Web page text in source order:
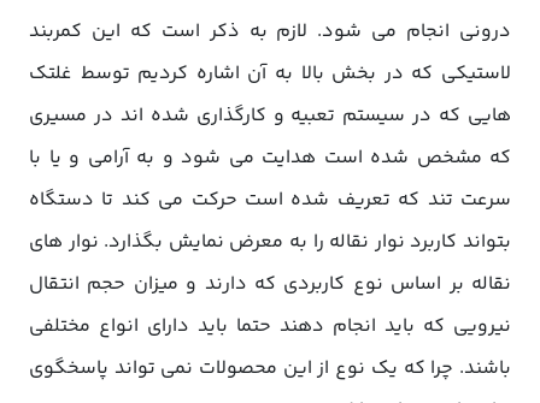
درونی انجام می شود. لازم به ذکر است که این کمربند
لاستیکی که در بخش بالا به آن اشاره کردیم توسط غلتک
هایی که در سیستم تعبیه و کارگذاری شده اند در مسیری
که مشخص شده است هدایت می شود و به آرامی و یا با
سرعت تند که تعریف شده است حرکت می کند تا دستگاه
بتواند کاربرد نوار نقاله را به معرض نمایش بگذارد. نوار های
نقاله بر اساس نوع کاربردی که دارند و میزان حجم انتقال
نیرویی که باید انجام دهند حتما باید دارای انواع مختلفی
باشند. چرا که یک نوع از این محصولات نمی تواند پاسخگوی